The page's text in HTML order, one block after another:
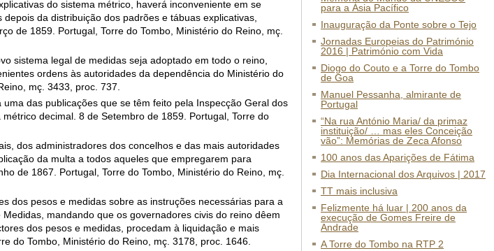
do sistema métrico, haverá inconveniente em se
da distribuição dos padrões e tábuas explicativas,
de 1859. Portugal, Torre do Tombo, Ministério do Reino, mç.
sistema legal de medidas seja adoptado em todo o reino,
ordens às autoridades da dependência do Ministério do
mç. 3433, proc. 737.
das publicações que se têm feito pela Inspecção Geral dos
decimal. 8 de Setembro de 1859. Portugal, Torre do
dos administradores dos concelhos e das mais autoridades
da multa a todos aqueles que empregarem para
de 1867. Portugal, Torre do Tombo, Ministério do Reino, mç.
dos pesos e medidas sobre as instruções necessárias para a
mandando que os governadores civis do reino dêem
dos pesos e medidas, procedam à liquidação e mais
do Tombo, Ministério do Reino, mç. 3178, proc. 1646.
para a Ásia Pacífico
Inauguração da Ponte sobre o Tejo
Jornadas Europeias do Património
2016 | Património com Vida
Diogo do Couto e a Torre do Tombo
de Goa
Manuel Pessanha, almirante de
Portugal
“Na rua António Maria/ da primaz
instituição/ … mas eles Conceição
vão”: Memórias de Zeca Afonso
100 anos das Aparições de Fátima
Dia Internacional dos Arquivos | 2017
TT mais inclusiva
Felizmente há luar | 200 anos da
execução de Gomes Freire de
Andrade
A Torre do Tombo na RTP 2